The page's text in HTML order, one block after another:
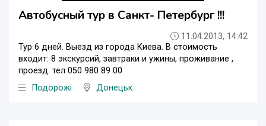
Автобусный тур в Санкт- Петербург !!!
11.04.2013, 14:42
Тур 6 дней. Выезд из города Киева. В стоимость
входит: 8 экскурсий, завтраки и ужины, проживание ,
проезд. тел 050 980 89 00
Подорожі
Донецьк